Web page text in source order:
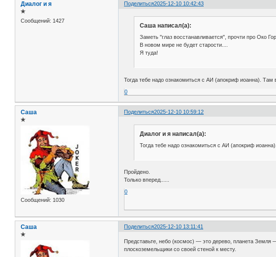
Поделиться2025-12-10 10:42:43
Диалог и я
✯
Сообщений: 1427
Саша написал(а):
Заметь "глаз восстанавливается", прочти про Око
В новом мире не будет старости....
Я туда!
Тогда тебе надо ознакомиться с АИ (апокриф иоанна). Там
0
Поделиться2025-12-10 10:59:12
Саша
✯
Сообщений: 1030
Диалог и я написал(а):
Тогда тебе надо ознакомиться с АИ (апокриф
Пройдено.
Только вперед......
0
Поделиться2025-12-10 13:11:41
Саша
✯
Представьте, небо (космос) — это дерево, планета
плоскоземельщики со своей стеной к месту.